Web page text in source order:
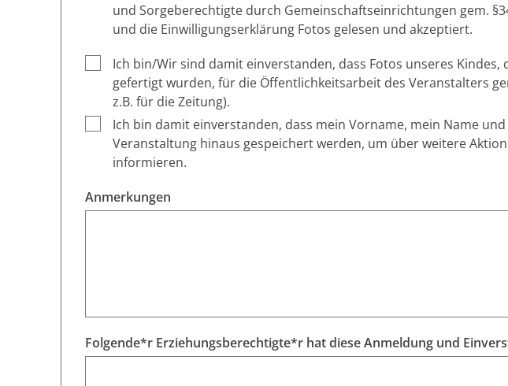
und Sorgeberechtigte durch Gemeinschaftseinrichtungen gem.
und die Einwilligungserklärung Fotos gelesen und akzeptiert.
Ich bin/Wir sind damit einverstanden, dass Fotos unseres
gefertigt wurden, für die Öffentlichkeitsarbeit des Veranstalters
z.B. für die Zeitung).
Ich bin damit einverstanden, dass mein Vorname, mein Name
Veranstaltung hinaus gespeichert werden, um über weitere
informieren.
Anmerkungen